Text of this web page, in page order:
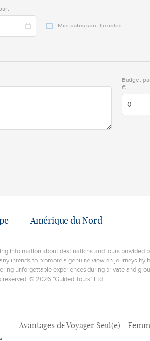
Mes dates sont flexibles
Budget
€
Amérique du Nord
information about destinations and tours provided
intends to promote a genuine view on journeys by
unforgettable experiences during private and
reserved. © 2026 "Guided Tours" Ltd.
Avantages de Voyager Seul(e) -